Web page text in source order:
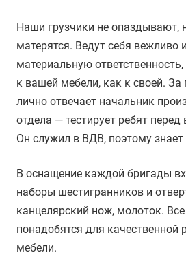
Наши грузчики не опаздывают,
матерятся. Ведут себя вежливо
материальную
к вашей мебели, как к своей.
лично отвечает начальник
отдела — тестирует ребят
Он служил в ВДВ, поэтому
В оснащение каждой бригады
наборы шестигранников и
канцелярский нож, молоток.
понадобятся для качественной
мебели.